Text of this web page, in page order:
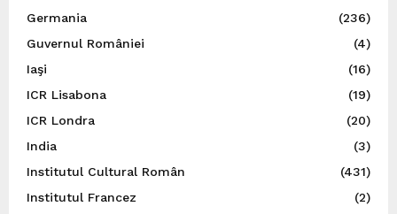
Germania
(236)
Guvernul României
(4)
Iaşi
(16)
ICR Lisabona
(19)
ICR Londra
(20)
India
(3)
Institutul Cultural Român
(431)
Institutul Francez
(2)